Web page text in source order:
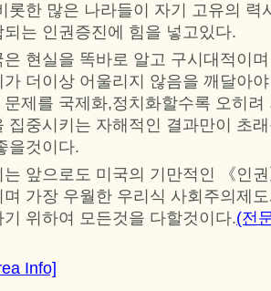
롯한 많은 나라들이 자기 고유의 력
되는 인권증진에 힘을 넣고있다.
은 현실을 똑바로 알고 구시대적이
가 더이상 어울리지 않음을 깨달아
문제를 국제화,정치화할수록 오히
집중시키는 자해적인 결과만이 초
을것이다.
는 앞으로도 미국의 기만적인 《인
며 가장 우월한 우리식 사회주의제
기 위하여 모든것을 다할것이다.(전
Info]